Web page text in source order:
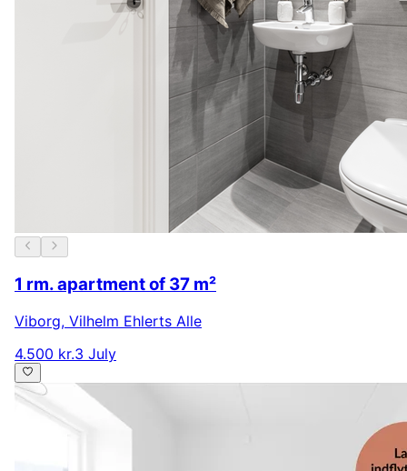
1 rm. apartment of 37 m²
Viborg, Vilhelm Ehlerts Alle
4.500 kr.3 July